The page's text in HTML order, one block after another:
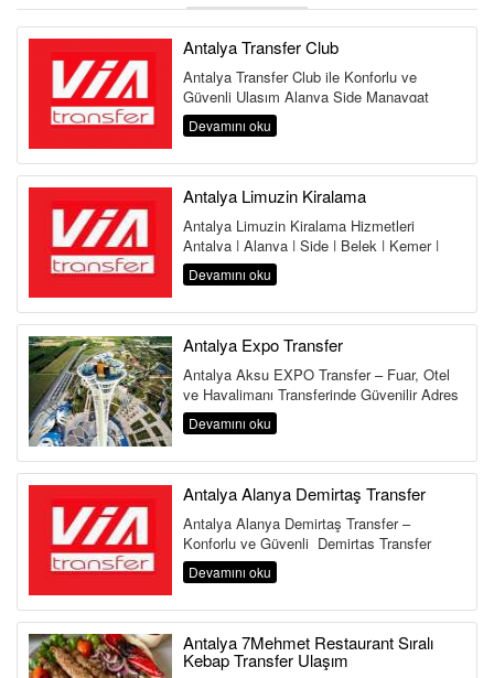
Antalya Transfer Club
Antalya Transfer Club ile Konforlu ve
Güvenli Ulaşım Alanya Side Manavgat
Belek Kemer Kundu Lara Antalya
Havalima...
Devamını oku
Antalya Limuzin Kiralama
Antalya Limuzin Kiralama Hizmetleri
Antalya | Alanya | Side | Belek | Kemer |
Lara | Kundu | Land of Legends Antalya,...
Devamını oku
Antalya Expo Transfer
Antalya Aksu EXPO Transfer – Fuar, Otel
ve Havalimanı Transferinde Güvenilir Adres
Antalya Aksu Transfer Hi...
Devamını oku
Antalya Alanya Demirtaş Transfer
Antalya Alanya Demirtaş Transfer –
Konforlu ve Güvenli Demirtaş Transfer
Hizmeti Antalya Havalimanı&...
Devamını oku
Antalya 7Mehmet Restaurant Sıralı
Kebap Transfer Ulaşım